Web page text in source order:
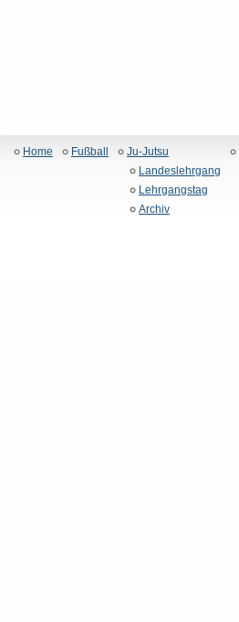
Home Fußball
Ju-Jutsu
Landeslehrgang
Lehrgangstag
Archiv